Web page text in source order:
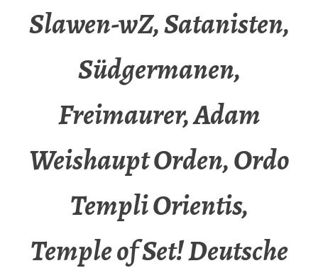
Slawen-wZ, Satanisten,
Südgermanen,
Freimaurer, Adam
Weishaupt Orden, Ordo
Templi Orientis,
Temple of Set! Deutsche